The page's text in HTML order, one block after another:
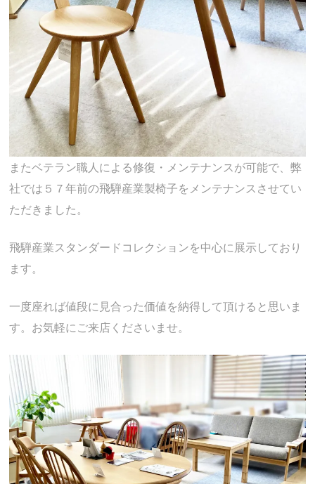
またベテラン職人による修復・メンテナンスが可能で、弊
社では５７年前の飛騨産業製椅子をメンテナンスさせてい
ただきました。
飛騨産業スタンダードコレクションを中心に展示しており
ます。
一度座れば値段に見合った価値を納得して頂けると思いま
す。お気軽にご来店くださいませ。